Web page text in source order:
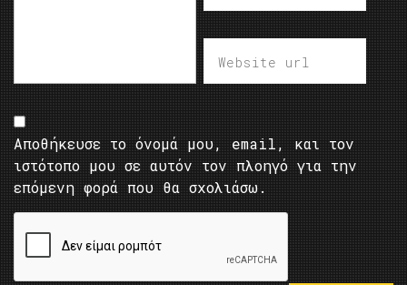
Αποθήκευσε το όνομά μου, email, και τον
ιστότοπο μου σε αυτόν τον πλοηγό για την
επόμενη φορά που θα σχολιάσω.